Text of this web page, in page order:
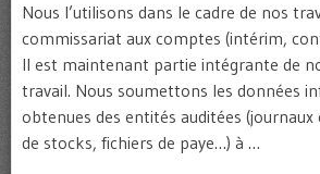
Nous l’utilisons dans le cadre de nos
commissariat aux comptes (intérim,
Il est maintenant partie intégrante de
travail. Nous soumettons les données
obtenues des entités auditées
de stocks, fichiers de paye…) à …